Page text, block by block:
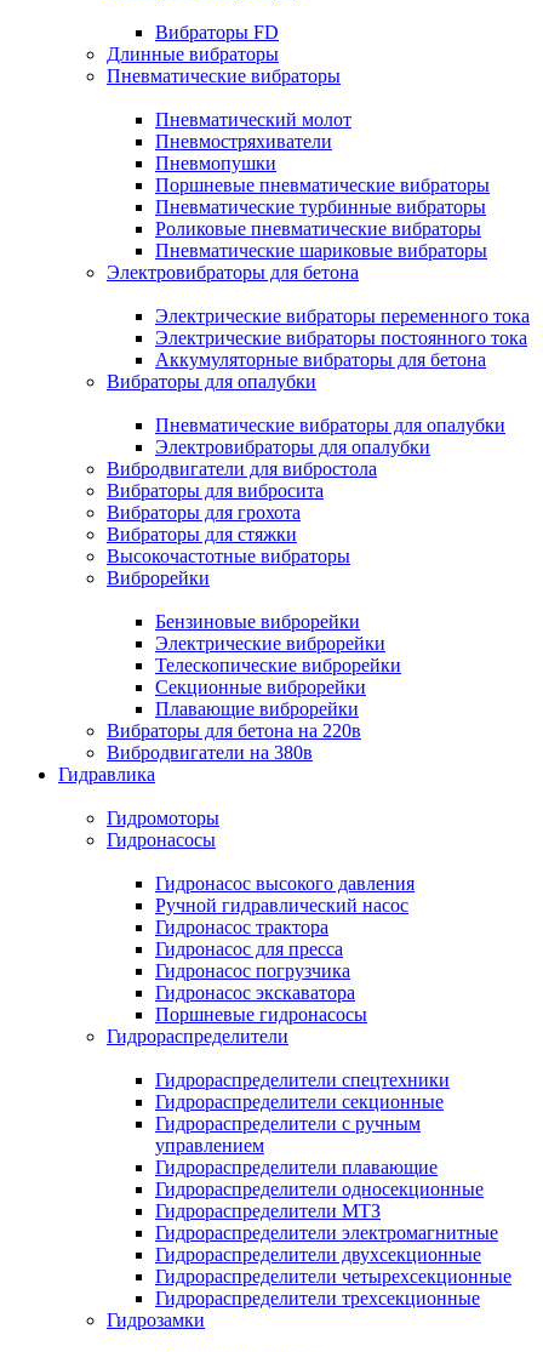
Вибраторы FD
Длинные вибраторы
Пневматические вибраторы
Пневматический молот
Пневмостряхиватели
Пневмопушки
Поршневые пневматические вибраторы
Пневматические турбинные вибраторы
Роликовые пневматические вибраторы
Пневматические шариковые вибраторы
Электровибраторы для бетона
Электрические вибраторы переменного тока
Электрические вибраторы постоянного тока
Аккумуляторные вибраторы для бетона
Вибраторы для опалубки
Пневматические вибраторы для опалубки
Электровибраторы для опалубки
Вибродвигатели для вибростола
Вибраторы для вибросита
Вибраторы для грохота
Вибраторы для стяжки
Высокочастотные вибраторы
Виброрейки
Бензиновые виброрейки
Электрические виброрейки
Телескопические виброрейки
Секционные виброрейки
Плавающие виброрейки
Вибраторы для бетона на 220в
Вибродвигатели на 380в
Гидравлика
Гидромоторы
Гидронасосы
Гидронасос высокого давления
Ручной гидравлический насос
Гидронасос трактора
Гидронасос для пресса
Гидронасос погрузчика
Гидронасос экскаватора
Поршневые гидронасосы
Гидрораспределители
Гидрораспределители спецтехники
Гидрораспределители секционные
Гидрораспределители с ручным
управлением
Гидрораспределители плавающие
Гидрораспределители односекционные
Гидрораспределители МТЗ
Гидрораспределители электромагнитные
Гидрораспределители двухсекционные
Гидрораспределители четырехсекционные
Гидрораспределители трехсекционные
Гидрозамки